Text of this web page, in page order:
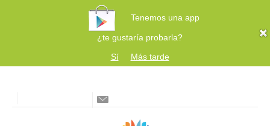
Tenemos una app
¿te gustaría probarla?
Sí
Más tarde